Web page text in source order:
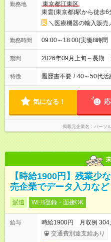
勤務地
東京都江東区
東雲(東京都)駅から徒歩6
＼医療機器の輸入販売
勤務時間 09:00～18:00(実働8時
期間 2026年09月上旬～長期
特徴 履歴書不要 / 40～50代活
気になる！
掲載元企業名 パーソ
【時給1900円】残業少
売企業でデータ入力など
派遣 WEB登録・面接OK
給与
時給1900円 月収例
交通費別途支給あり